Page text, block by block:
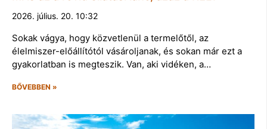
2026. július. 20. 10:32
Sokak vágya, hogy közvetlenül a termelőtől, az
élelmiszer-előállítótól vásároljanak, és sokan már ezt a
gyakorlatban is megteszik. Van, aki vidéken, a…
BŐVEBBEN »